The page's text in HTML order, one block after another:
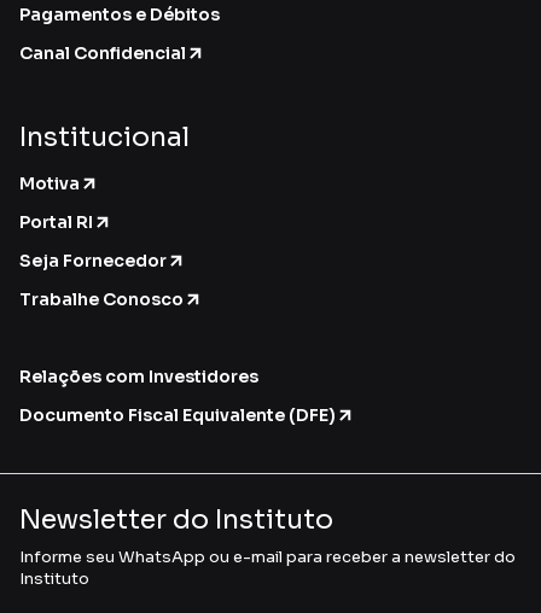
Pagamentos e Débitos
Canal Confidencial
Institucional
Motiva
Portal RI
Seja Fornecedor
Trabalhe Conosco
Relações com Investidores
Documento Fiscal Equivalente (DFE)
Newsletter do Instituto
Informe seu WhatsApp ou e-mail para receber a newsletter do
Instituto